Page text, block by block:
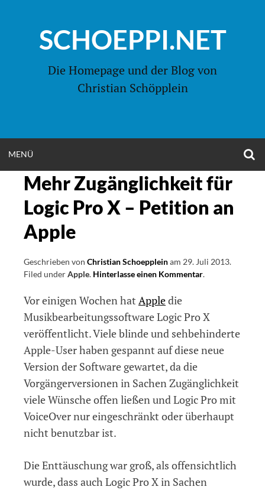
springenSCHOEPPI.NET
Die Homepage und der Blog von
Christian Schöpplein
MENÜ
MENU
Mehr Zugänglichkeit für
Logic Pro X – Petition an
Apple
Geschrieben von Christian Schoeppleinam 29. Juli 2013.
Filed underApple. Hinterlasse einen Kommentaron
für
Logic
Pro
X
an
Apple
.
Vor einigen Wochen hat Appledie
Musikbearbeitungssoftware Logic Pro X
veröffentlicht. Viele blinde und sehbehinderte
Apple-User haben gespannt auf diese neue
Version der Software gewartet, da die
Vorgängerversionen in Sachen Zugänglichkeit
viele Wünsche offen ließen und Logic Pro mit
VoiceOver nur eingeschränkt oder überhaupt
nicht benutzbar ist.
Die Enttäuschung war groß, als offensichtlich
wurde, dass auch Logic Pro X in Sachen